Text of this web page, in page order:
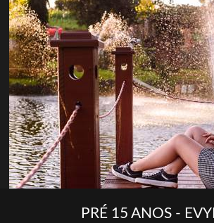
PRÉ 15 ANOS -